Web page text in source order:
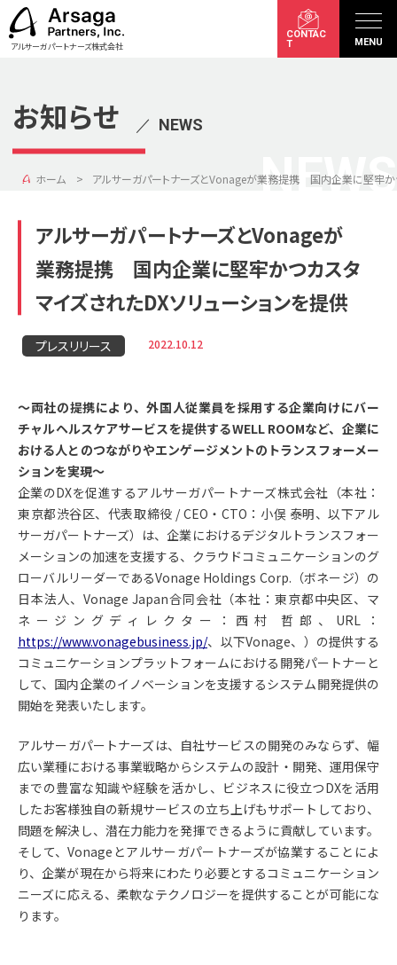
アルサーガパートナーズ株式会社
CONTAC
T
MENU
お知らせ ／ NEWS
NEWS
ホーム アルサーガパートナーズとVonageが業務提携 国内企業に堅牢か
アルサーガパートナーズとVonageが
業務提携 国内企業に堅牢かつカスタ
マイズされたDXソリューションを提供
プレスリリース 2022.10.12
〜両社の提携により、外国人従業員を採用する企業向けにバー
チャルヘルスケアサービスを提供するWELL ROOMなど、企業に
おける人とのつながりやエンゲージメントのトランスフォーメー
ションを実現〜
企業のDXを促進するアルサーガパートナーズ株式会社（本社：
東京都渋谷区、代表取締役 / CEO・CTO：小俣 泰明、以下アル
サーガパートナーズ）は、企業におけるデジタルトランスフォー
メーションの加速を支援する、クラウドコミュニケーションのグ
ローバルリーダーであるVonage Holdings Corp.（ボネージ）の
日本法人、Vonage Japan合同会社（本社：東京都中央区、マ
ネージングディレクター：西村 哲郎、URL：
https://www.vonagebusiness.jp/、以下Vonage、）の提供する
コミュニケーションプラットフォームにおける開発パートナーと
して、国内企業のイノベーションを支援するシステム開発提供の
開始を発表いたします。
アルサーガパートナーズは、自社サービスの開発のみならず、幅
広い業種における事業戦略からシステムの設計・開発、運用保守
までの豊富な知識や経験を活かし、ビジネスに役立つDXを活用
したお客様独自の新規サービスの立ち上げもサポートしており、
問題を解決し、潜在力能力を発揮できるように貢献しています。
そして、Vonageとアルサーガパートナーズが協業することによ
り、企業が現在から将来にわたり必要とするコミュニケーション
ニーズに応える、柔軟なテクノロジーを提供することが可能にな
ります。